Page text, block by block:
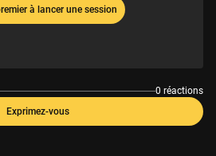
à lancer une session
0 réactions
Exprimez-vous